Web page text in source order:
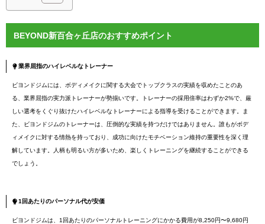
BEYOND新百合ヶ丘店のおすすめポイント
業界屈指のハイレベルなトレーナー
ビヨンドジムには、ボディメイクに関する大会でトップクラスの実績を収めたことのあ
る、業界屈指の実力派トレーナーが勢揃いです。トレーナーの採用倍率はわずか2%で、厳
しい選考をくぐり抜けたハイレベルなトレーナーによる指導を受けることができます。ま
た、ビヨンドジムのトレーナーは、圧倒的な実績を持つだけではありません。誰もがボデ
ィメイクに対する情熱を持っており、成功に向けたモチベーション維持の重要性を深く理
解しています。人柄も明るい方が多いため、楽しくトレーニングを継続することができる
でしょう。
1回あたりのパーソナル代が安価
ビヨンドジムは、1回あたりのパーソナルトレーニングにかかる費用が8,250円〜9,680円